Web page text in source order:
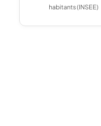
habitants (INSEE)